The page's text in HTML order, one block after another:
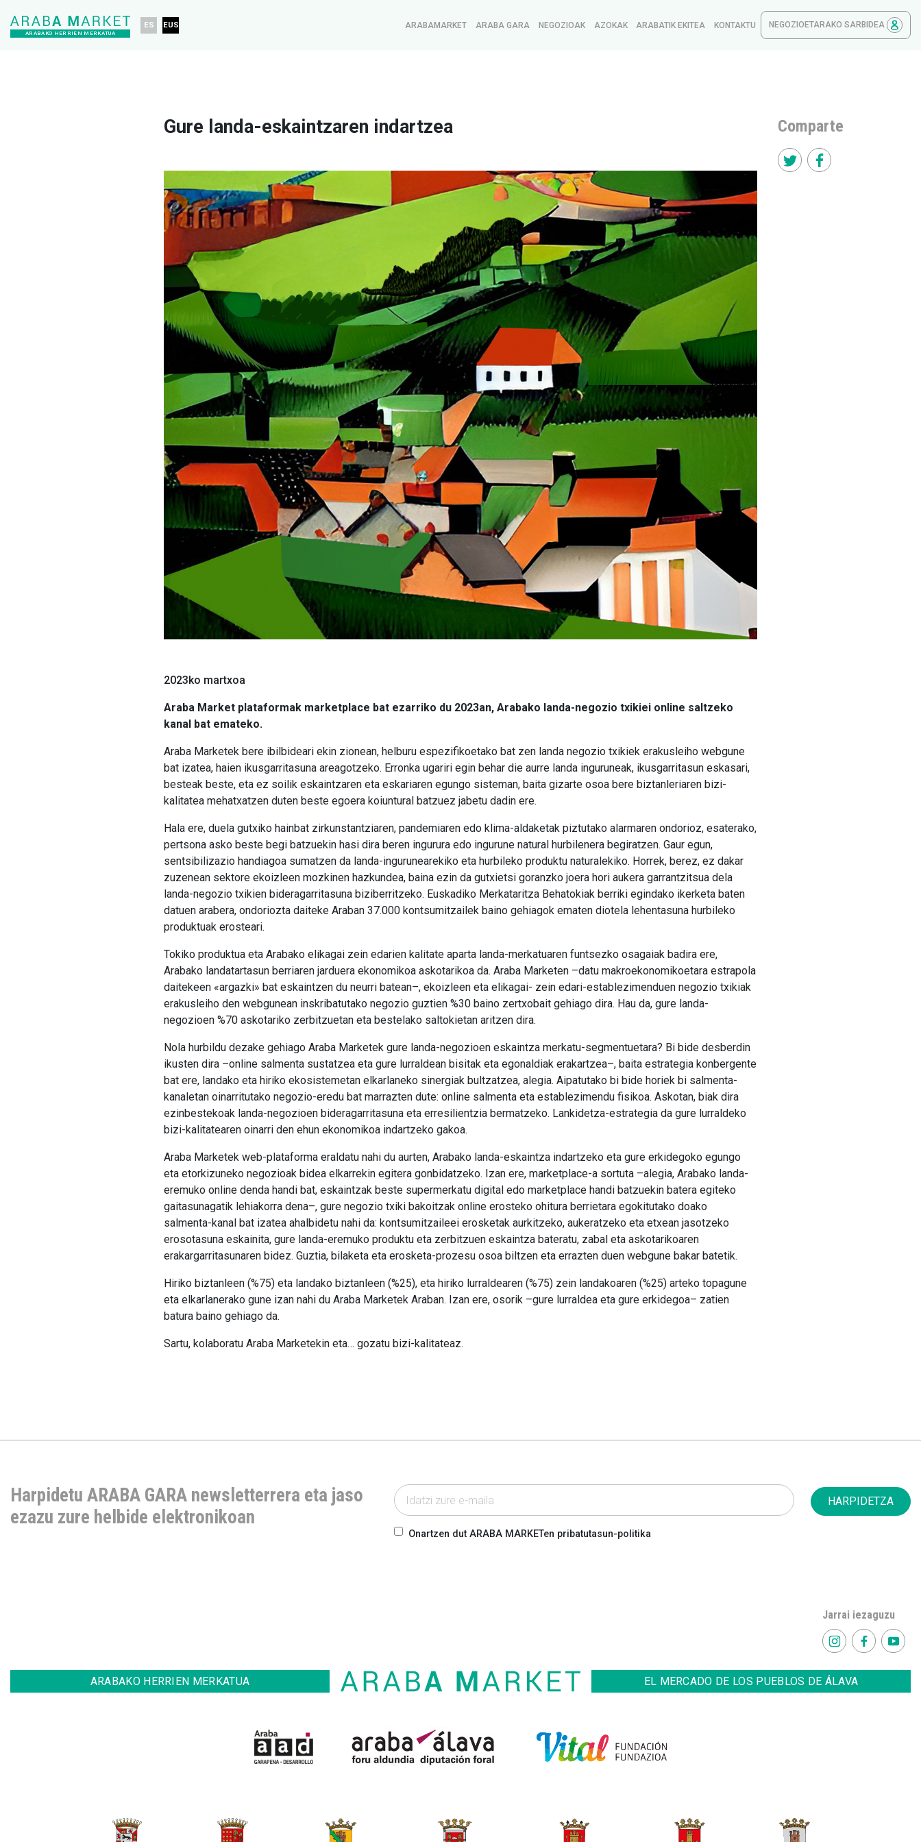
ARABAKO HERRIEN MERKATUA
ES EUS ARABAMARKET ARABA GARA NEGOZIOAK AZOKAK ARABATIK EKITEA KONTAKTU NEGOZIOETARAKO SARBIDEA
Gure landa-eskaintzaren indartzea
2023ko martxoa
Araba Market plataformak marketplace bat ezarriko du 2023an, Arabako landa-negozio txikiei online saltzeko
kanal bat emateko.
Araba Marketek bere ibilbideari ekin zionean, helburu espezifikoetako bat zen landa negozio txikiek erakusleiho webgune
bat izatea, haien ikusgarritasuna areagotzeko. Erronka ugariri egin behar die aurre landa inguruneak, ikusgarritasun eskasari,
besteak beste, eta ez soilik eskaintzaren eta eskariaren egungo sisteman, baita gizarte osoa bere biztanleriaren bizi-
kalitatea mehatxatzen duten beste egoera koiuntural batzuez jabetu dadin ere.
Hala ere, duela gutxiko hainbat zirkunstantziaren, pandemiaren edo klima-aldaketak piztutako alarmaren ondorioz, esaterako,
pertsona asko beste begi batzuekin hasi dira beren ingurura edo ingurune natural hurbilenera begiratzen. Gaur egun,
sentsibilizazio handiagoa sumatzen da landa-ingurunearekiko eta hurbileko produktu naturalekiko. Horrek, berez, ez dakar
zuzenean sektore ekoizleen mozkinen hazkundea, baina ezin da gutxietsi goranzko joera hori aukera garrantzitsua dela
landa-negozio txikien bideragarritasuna biziberritzeko. Euskadiko Merkataritza Behatokiak berriki egindako ikerketa baten
datuen arabera, ondoriozta daiteke Araban 37.000 kontsumitzailek baino gehiagok ematen diotela lehentasuna hurbileko
produktuak erosteari.
Tokiko produktua eta Arabako elikagai zein edarien kalitate aparta landa-merkatuaren funtsezko osagaiak badira ere,
Arabako landatartasun berriaren jarduera ekonomikoa askotarikoa da. Araba Marketen –datu makroekonomikoetara estrapola
daitekeen «argazki» bat eskaintzen du neurri batean–, ekoizleen eta elikagai- zein edari-establezimenduen negozio txikiak
erakusleiho den webgunean inskribatutako negozio guztien %30 baino zertxobait gehiago dira. Hau da, gure landa-
negozioen %70 askotariko zerbitzuetan eta bestelako saltokietan aritzen dira.
Nola hurbildu dezake gehiago Araba Marketek gure landa-negozioen eskaintza merkatu-segmentuetara? Bi bide desberdin
ikusten dira –online salmenta sustatzea eta gure lurraldean bisitak eta egonaldiak erakartzea–, baita estrategia konbergente
bat ere, landako eta hiriko ekosistemetan elkarlaneko sinergiak bultzatzea, alegia. Aipatutako bi bide horiek bi salmenta-
kanaletan oinarritutako negozio-eredu bat marrazten dute: online salmenta eta establezimendu fisikoa. Askotan, biak dira
ezinbestekoak landa-negozioen bideragarritasuna eta erresilientzia bermatzeko. Lankidetza-estrategia da gure lurraldeko
bizi-kalitatearen oinarri den ehun ekonomikoa indartzeko gakoa.
Araba Marketek web-plataforma eraldatu nahi du aurten, Arabako landa-eskaintza indartzeko eta gure erkidegoko egungo
eta etorkizuneko negozioak bidea elkarrekin egitera gonbidatzeko. Izan ere, marketplace-a sortuta –alegia, Arabako landa-
eremuko online denda handi bat, eskaintzak beste supermerkatu digital edo marketplace handi batzuekin batera egiteko
gaitasunagatik lehiakorra dena–, gure negozio txiki bakoitzak online erosteko ohitura berrietara egokitutako doako
salmenta-kanal bat izatea ahalbidetu nahi da: kontsumitzaileei erosketak aurkitzeko, aukeratzeko eta etxean jasotzeko
erosotasuna eskainita, gure landa-eremuko produktu eta zerbitzuen eskaintza bateratu, zabal eta askotarikoaren
erakargarritasunaren bidez. Guztia, bilaketa eta erosketa-prozesu osoa biltzen eta errazten duen webgune bakar batetik.
Hiriko biztanleen (%75) eta landako biztanleen (%25), eta hiriko lurraldearen (%75) zein landakoaren (%25) arteko topagune
eta elkarlanerako gune izan nahi du Araba Marketek Araban. Izan ere, osorik –gure lurraldea eta gure erkidegoa– zatien
batura baino gehiago da.
Sartu, kolaboratu Araba Marketekin eta… gozatu bizi-kalitateaz.
Comparte
Harpidetu ARABA GARA newsletterrera eta jaso
ezazu zure helbide elektronikoan
Onartzen dut ARABA MARKETen pribatutasun-politika
HARPIDETZA
Jarrai iezaguzu
ARABAKO HERRIEN MERKATUA EL MERCADO DE LOS PUEBLOS DE ÁLAVA